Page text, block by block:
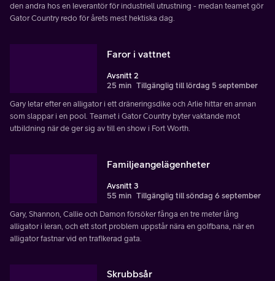
den andra hos en leverantör för industriell utrustning - medan teamet gör
Gator Country redo för årets mest hektiska dag.
Faror i vattnet
Avsnitt 2
25 min Tillgänglig till lördag 5 september
Gary letar efter en alligator i ett dräneringsdike och Arlie hittar en annan
som slappar i en pool. Teamet i Gator Country byter vaktande mot
utbildning när de ger sig av till en show i Fort Worth.
Familjeangelägenheter
Avsnitt 3
55 min Tillgänglig till söndag 6 september
Gary, Shannon, Callie och Damon försöker fånga en tre meter lång
alligator i leran, och ett stort problem uppstår nära en golfbana, när en
alligator fastnar vid en trafikerad gata.
Skrubbsår